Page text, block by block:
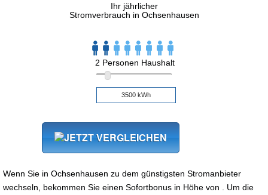
Ihr jährlicher
Stromverbrauch in Ochsenhausen
2 Personen Haushalt
Wenn Sie in Ochsenhausen zu dem günstigsten Stromanbieter
wechseln, bekommen Sie einen Sofortbonus in Höhe von . Um die